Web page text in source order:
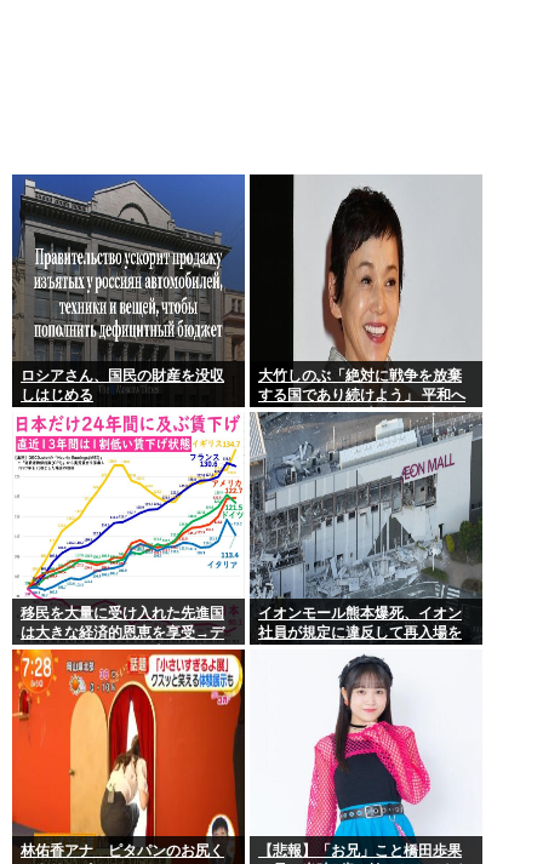
ロシアさん、国民の財産を没収
しはじめる
大竹しのぶ「絶対に戦争を放棄
する国であり続けよう」 平和へ
の思いをつづる 広島に原爆が投
下されてから81年
移民を大量に受け入れた先進国
は大きな経済的恩恵を享受→デ
ータでもはっきり日本一人負け
示される
イオンモール熊本爆死、イオン
社員が規定に違反して再入場を
林佑香アナ ピタパンのお尻く
【悲報】「お兄」こと橋田歩果